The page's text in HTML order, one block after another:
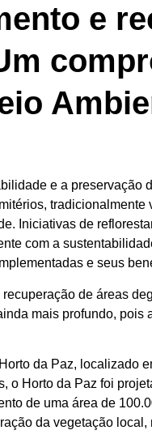
e
e a preservação
Iniciativas de
com a
e seus
de áreas
mais profundo, pois
da Paz, localizado
o Horto da Paz foi
de uma área de
da vegetação